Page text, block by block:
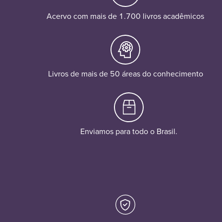
Acervo com mais de 1.700 livros acadêmicos
Livros de mais de 50 áreas do conhecimento
Enviamos para todo o Brasil.